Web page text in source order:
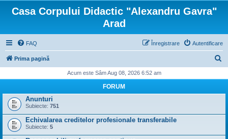
Casa Corpului Didactic "Alexandru Gavra"
Arad
FAQ Autentificare
Înregistrare
Prima pagină
t
Acum este Sâm Aug 08, 2026 6:52 am
FORUM
Anunturi
Subiecte: 751
Echivalarea creditelor profesionale transferabile
Subiecte: 5